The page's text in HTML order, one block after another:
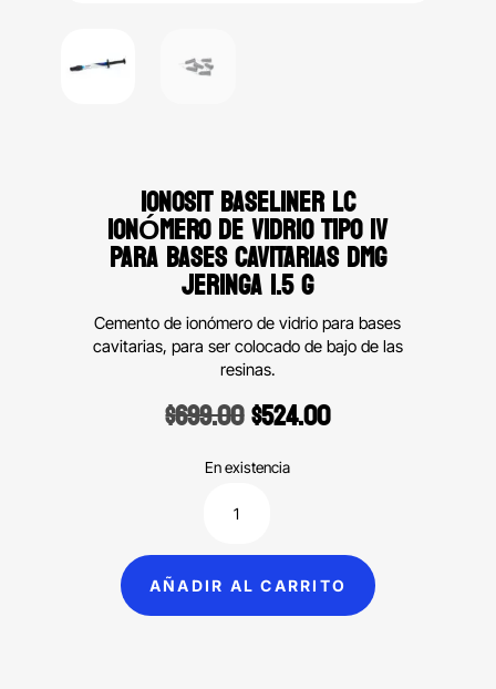
IONOSIT BASELINER LC
IONÓMERO DE VIDRIO TIPO IV
PARA BASES CAVITARIAS DMG
JERINGA 1.5 G
Cemento de ionómero de vidrio para bases
cavitarias, para ser colocado de bajo de las
resinas.
$699.00Original
was:
$524.00Current
En existencia
LC
ionómero
de
AÑADIR AL CARRITO